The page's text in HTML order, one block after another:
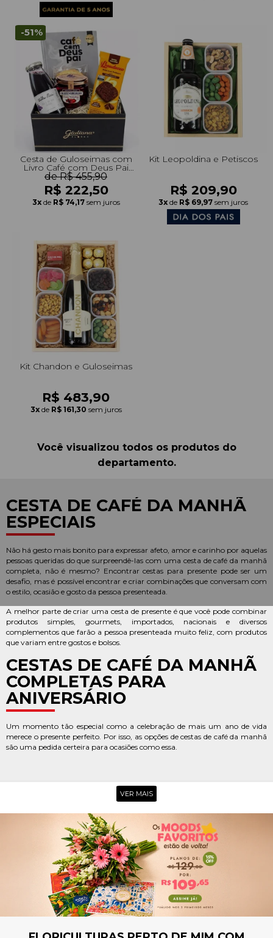
-51%
Cesta de Guloseimas com
Livro Café com Deus Pai
edição 2026
de R$ 455,90
R$ 222,50
3x de R$ 74,17 sem juros
Kit Leopoldina e Petiscos
R$ 209,90
3x de R$ 69,97 sem juros
Kit Chandon e Guloseimas
R$ 483,90
3x de R$ 161,30 sem juros
Você visualizou todos os produtos do
departamento.
CESTA DE CAFÉ DA MANHÃ
ESPECIAIS
Não há gesto mais bonito para expressar afeto, amor e carinho por aquelas
pessoas queridas do que surpreendê-las com uma cesta de café da manh
completa, não é mesmo? Encontrar cestas para presente pode ser um
desafio, mas é possível encontrar e criar combinações que conversam com
o estilo, ocasião e gosto da pessoa presenteada.
A melhor parte de criar uma cesta de presente é que você pode combinar
produtos simples, gourmets, importados, nacionais e diversos
complementos que farão a pessoa presenteada muito feliz, com produtos
que variam entre gostos e bolsos.
CESTAS DE CAFÉ DA MANHÃ
COMPLETAS PARA
ANIVERSÁRIO
Um momento tão especial como a celebração de mais um ano de vida
merece o presente perfeito. Por isso, as opções de cestas de café da manh
são uma pedida certeira para ocasiões como essa.
além das cestas com bebidas e quitutes especiais para dar aquele gostinho
Já pensou, acordar e ter ao lado da cama deliciosos bombons e outras
delícias de dar água na boca? Até você vai querer ganhar um mimo desses.
Agora, se a sua ideia é compor algo mais delicado de maneira emocionante
para uma irmã, amiga ou pessoa querida, nada melhor do que uma cesta
de aniversário com flores, combinando todo o sabor dos alimentos com a
delicadeza das flores.
CESTA PARA PRESENTE
Demonstrar seu carinho por alguém especial com uma cesta de presente
VER MAIS